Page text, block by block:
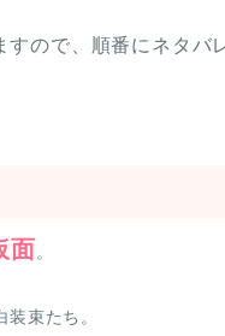
すので、順番にネタバ
面。
束たち。